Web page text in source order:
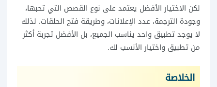
لكن الاختيار الأفضل يعتمد على نوع القصص التي تحبها،
وجودة الترجمة، عدد الإعلانات، وطريقة فتح الحلقات. لذلك
لا يوجد تطبيق واحد يناسب الجميع، بل الأفضل تجربة أكثر
من تطبيق واختيار الأنسب لك.
الخلاصة